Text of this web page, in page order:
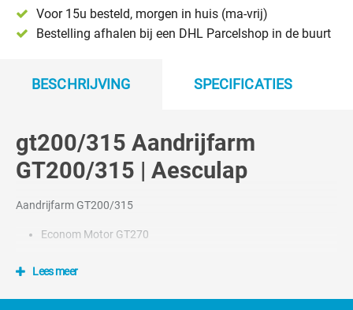
Voor 15u besteld, morgen in huis (ma-vrij)
Bestelling afhalen bij een DHL Parcelshop in de buurt
BESCHRIJVING SPECIFICATIES
gt200/315 Aandrijfarm
GT200/315 | Aesculap
Aandrijfarm GT200/315
Econom Motor GT270
Lees meer